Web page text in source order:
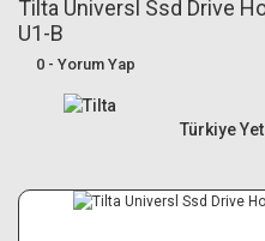
Canon R6 Mark III
Tilta Universl Ssd Drive
U1-B
0 - Yorum Yap
Türkiye